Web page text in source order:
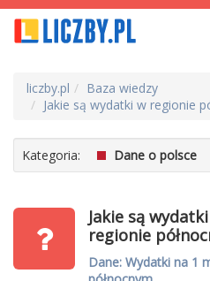
liczby.pl
Baza wiedzy
Jakie są wydatki w regionie
Kategoria: Dane o polsce
Jakie są
regionie
Dane: Wydatki na 1